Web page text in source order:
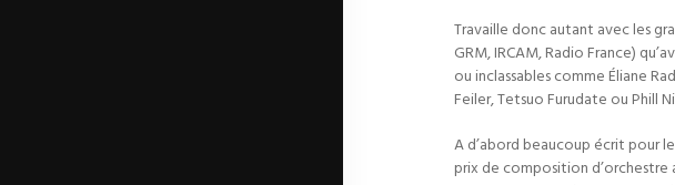
Travaille donc autant avec les
GRM, IRCAM, Radio France)
ou inclassables comme Éliane
Feiler, Tetsuo Furudate ou Phill
A d’abord beaucoup écrit pour
prix de composition d’orchestre